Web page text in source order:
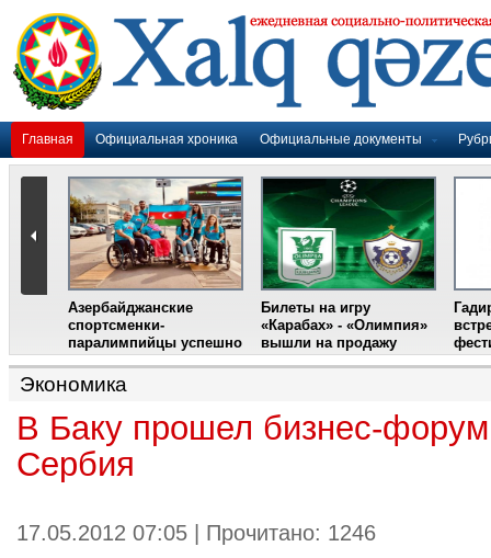
Главная Официальная хроника Официальные документы
Азербайджанские
спортсменки-
паралимпийцы успешно
выступили на III
Международном
фестивале парашютного
Билеты на игру
«Карабах» - «Олимпия»
вышли на продажу
Экономика
В Баку прошел бизнес-
Сербия
17.05.2012 07:05 | Прочитано: 1246